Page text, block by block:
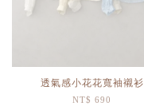
透氣感小花花寬袖襯衫
NT$ 690